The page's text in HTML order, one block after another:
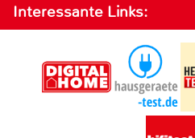
Interessante Links: